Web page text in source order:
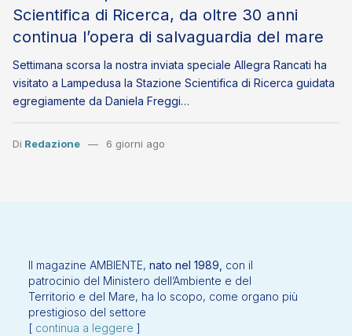
Scientifica di Ricerca, da oltre 30 anni
continua l’opera di salvaguardia del mare
Settimana scorsa la nostra inviata speciale Allegra Rancati ha
visitato a Lampedusa la Stazione Scientifica di Ricerca guidata
egregiamente da Daniela Freggi…
Di Redazione 6 giorni ago
Il magazine AMBIENTE, nato nel 1989, con il
patrocinio del Ministero dell’Ambiente e del
Territorio e del Mare, ha lo scopo, come organo più
prestigioso del settore
[ continua a leggere ]